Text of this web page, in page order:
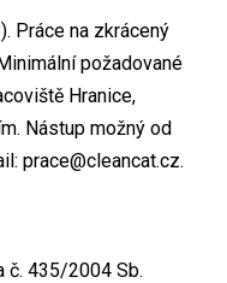
Práce na zkrácený
požadované
Hranice,
Nástup možný od
prace@cleancat.cz.
č. 435/2004 Sb.